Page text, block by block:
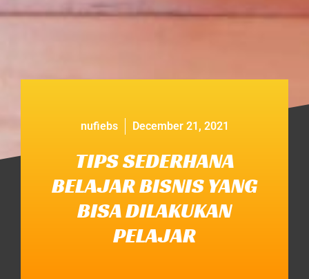
nufiebs December 21, 2021
TIPS SEDERHANA
BELAJAR BISNIS YANG
BISA DILAKUKAN
PELAJAR